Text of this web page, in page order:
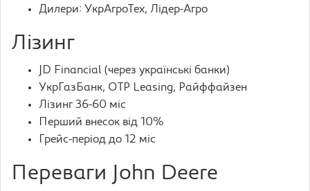
Дилери: УкрАгроТех, Лідер-Агро
Лізинг
JD Financial (через українські банки)
УкрГазБанк, OTP Leasing, Райффайзен
Лізинг 36-60 міс
Перший внесок від 10%
Грейс-період до 12 міс
Переваги John Deere